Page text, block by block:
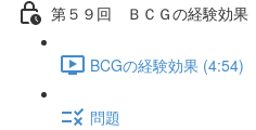
第５９回 ＢＣＧの経験効果
BCGの経験効果 (4:54)
問題